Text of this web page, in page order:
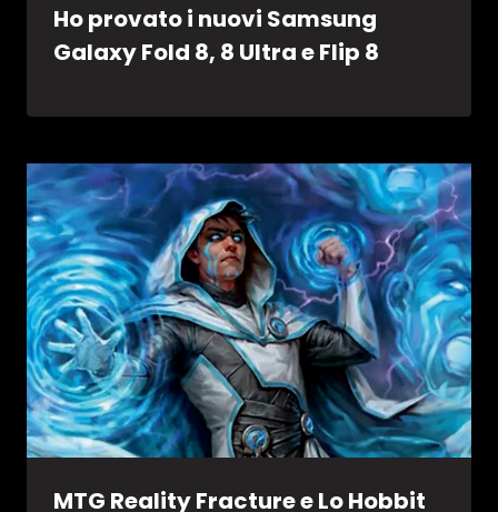
Ho provato i nuovi Samsung
Galaxy Fold 8, 8 Ultra e Flip 8
MTG Reality Fracture e Lo Hobbit